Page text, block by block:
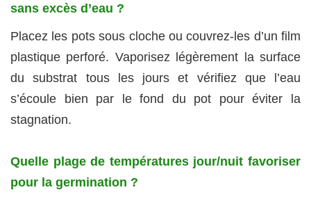
sans excès d’eau ?
Placez les pots sous cloche ou couvrez-les d’un film
plastique perforé. Vaporisez légèrement la surface
du substrat tous les jours et vérifiez que l’eau
s’écoule bien par le fond du pot pour éviter la
stagnation.
Quelle plage de températures jour/nuit favoriser
pour la germination ?